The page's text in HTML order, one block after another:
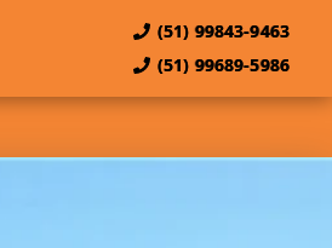
(51) 99843-9463
(51) 99689-5986